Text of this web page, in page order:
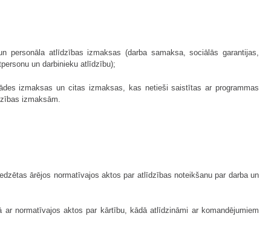
personāla atlīdzības izmaksas (darba samaksa, sociālās garantijas,
un darbinieku atlīdzību);
izmaksas un citas izmaksas, kas netieši saistītas ar programmas
izmaksām.
ārējos normatīvajos aktos par atlīdzības noteikšanu par darba un
normatīvajos aktos par kārtību, kādā atlīdzināmi ar komandējumiem